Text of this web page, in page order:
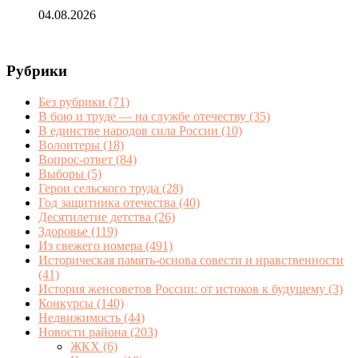
04.08.2026
Рубрики
Без рубрики (71)
В бою и труде — на службе отечеству (35)
В единстве народов сила России (10)
Волонтеры (18)
Вопрос-ответ (84)
Выборы (5)
Герои сельского труда (28)
Год защитника отечества (40)
Десятилетие детства (26)
Здоровье (119)
Из свежего номера (491)
Историческая память-основа совести и нравственности
(41)
История женсоветов России: от истоков к будущему (3)
Конкурсы (140)
Недвижимость (44)
Новости района (203)
ЖКХ (6)